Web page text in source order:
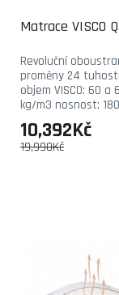
Matrace VISCO
Revoluční
proměny 24
objem VISCO: 60 a
kg/m3 nosnost:
19,990Kč
10,392Kč